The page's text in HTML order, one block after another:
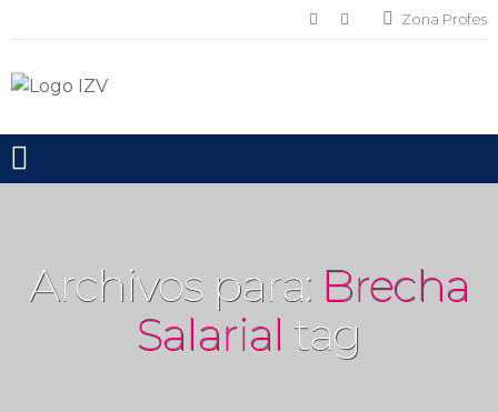
Zona Profes
Toggle mobile menu
Archivos para: Brecha
Salarial tag